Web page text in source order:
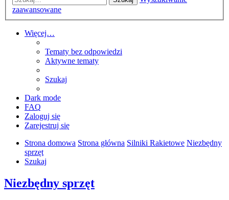
zaawansowane
Więcej…
Tematy bez odpowiedzi
Aktywne tematy
Szukaj
Dark mode
FAQ
Zaloguj się
Zarejestruj się
Strona domowa Strona główna Silniki Rakietowe Niezbędny
sprzęt
Szukaj
Niezbędny sprzęt